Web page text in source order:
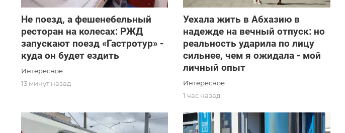
Не поезд, а фешенебельный
ресторан на колесах: РЖД
запускают поезд «Гастротур» -
куда он будет ездить
Интересное
13 минут назад
Уехала жить в Абхазию в
надежде на вечный отпуск: но
реальность ударила по лицу
сильнее, чем я ожидала - мой
личный опыт
Интересное
1 час назад